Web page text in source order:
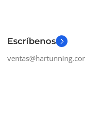
Escríbenos